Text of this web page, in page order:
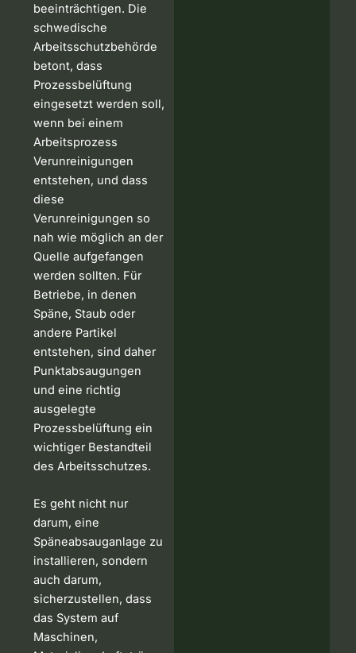
beeinträchtigen. Die
schwedische
Arbeitsschutzbehörde
betont, dass
Prozessbelüftung
eingesetzt werden soll,
wenn bei einem
Arbeitsprozess
Verunreinigungen
entstehen, und dass
diese
Verunreinigungen so
nah wie möglich an der
Quelle aufgefangen
werden sollten. Für
Betriebe, in denen
Späne, Staub oder
andere Partikel
entstehen, sind daher
Punktabsaugungen
und eine richtig
ausgelegte
Prozessbelüftung ein
wichtiger Bestandteil
des Arbeitsschutzes.
Es geht nicht nur
darum, eine
Späneabsauganlage zu
installieren, sondern
auch darum,
sicherzustellen, dass
das System auf
Maschinen,